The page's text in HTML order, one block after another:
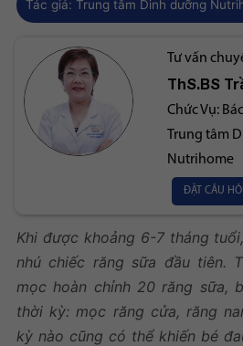
Tác giả: Trung tâm Dinh dưỡng
Tư vấn
ThS.BS
Chức Vụ:
Trung tâm
Nutrihome
ĐẶT CÂU HỎI
Khi được khoảng 6-7 tháng
nhú chiếc răng sữa đầu tiên.
mọc hoàn chỉnh 20 răng sữa,
thời kỳ: mọc răng cửa, răng
kỳ nào cũng có thể khiến bé